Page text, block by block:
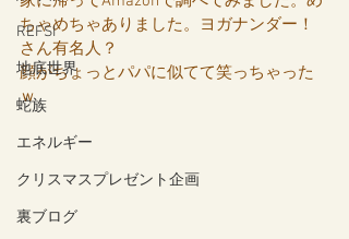
REFSI
地底世界
蛇族
エネルギー
クリスマスプレゼント企画
裏ブログ
ちゃめちゃありました。ヨガナンダー！
さん有名人？
顔がちょっとパパに似てて笑っちゃった
ｗ